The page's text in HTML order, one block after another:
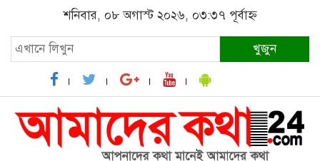
শনিবার, ০৮ অগাস্ট ২০২৬, ০৩:৩৭ পূর্বাহ্ন
খুজুন